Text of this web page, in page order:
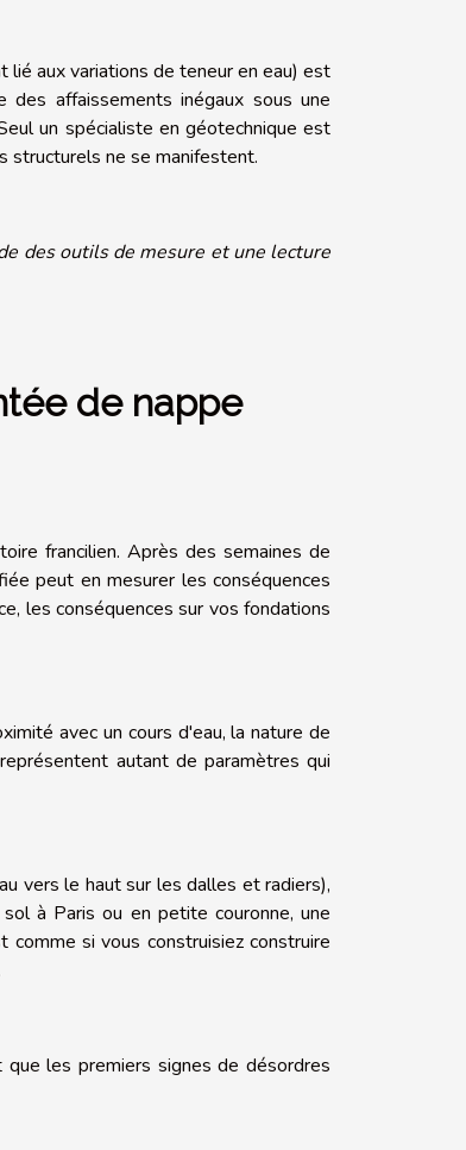
aux variations de teneur en eau) est
affaissements inégaux sous une
un spécialiste en géotechnique est
structurels ne se manifestent.
des outils de mesure et une lecture
de nappe
francilien. Après des semaines de
peut en mesurer les conséquences
les conséquences sur vos fondations
avec un cours d'eau, la nature de
autant de paramètres qui
vers le haut sur les dalles et radiers),
à Paris ou en petite couronne, une
si vous construisiez construire
que les premiers signes de désordres